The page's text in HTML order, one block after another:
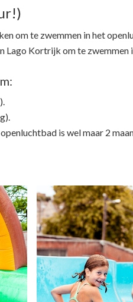
om te zwemmen in het
Lago Kortrijk om te zwemmen
is wel maar 2